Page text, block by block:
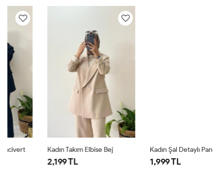
Kadın Takım Elbise Bej Kadın Şal Detaylı Pantolon Takım Lacivert